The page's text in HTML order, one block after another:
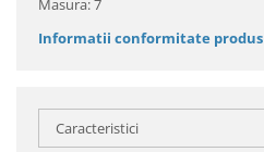
Masura: 7
Informatii conformitate produs
Caracteristici